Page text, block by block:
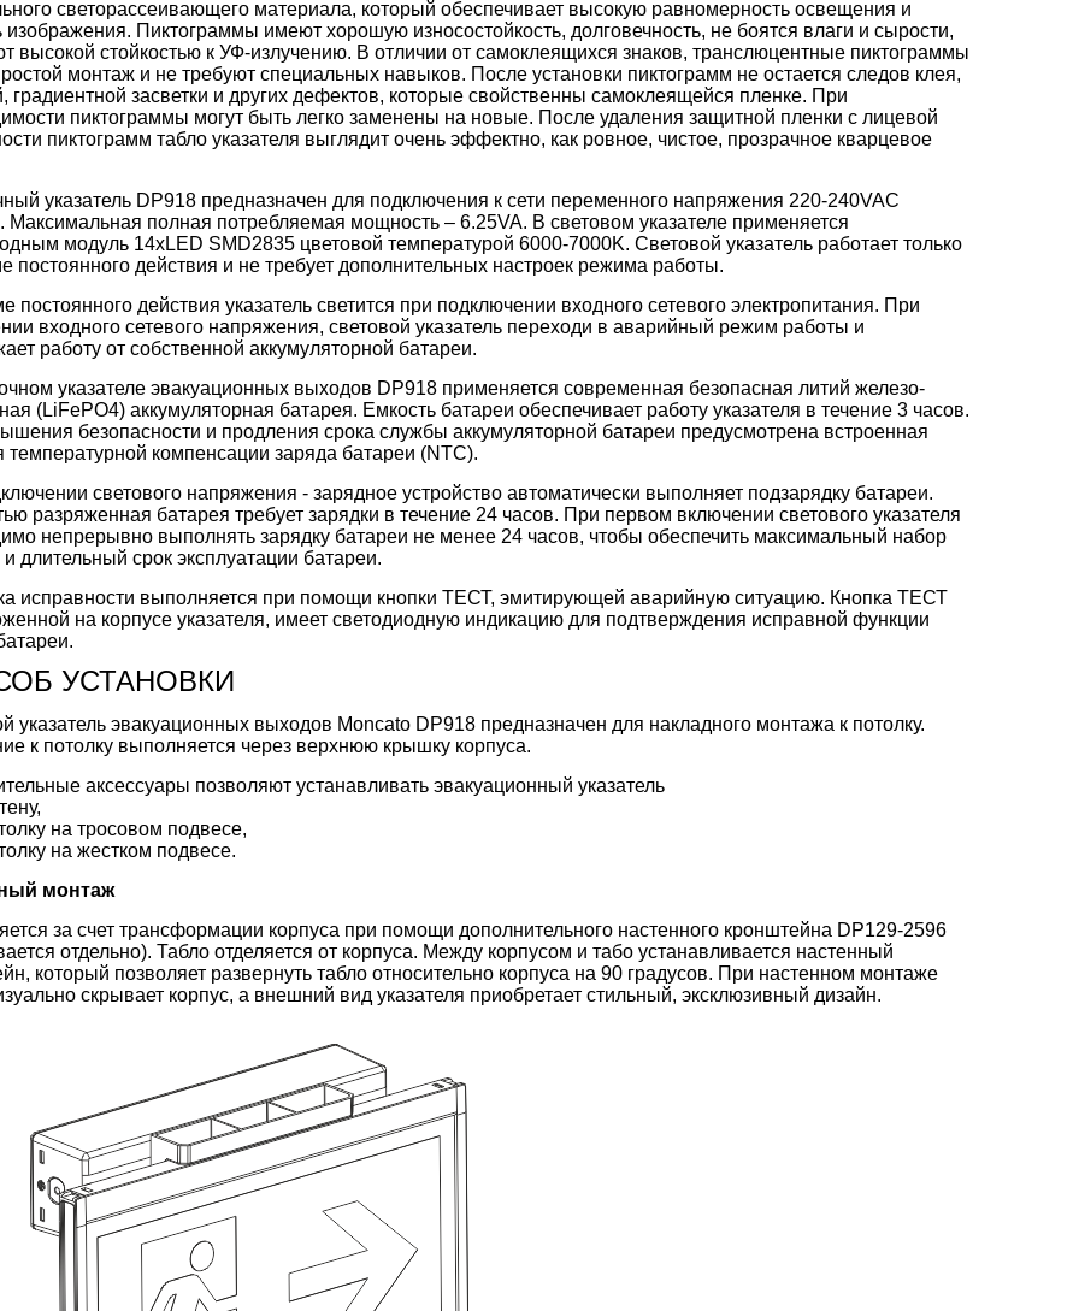
светорассеивающего материала, который обеспечивает высокую равномерность освещения и
изображения. Пиктограммы имеют хорошую износостойкость, долговечность, не боятся влаги и сырости,
высокой стойкостью к УФ-излучению. В отличии от самоклеящихся знаков, транслюцентные пиктограммы
монтаж и не требуют специальных навыков. После установки пиктограмм не остается следов клея,
градиентной засветки и других дефектов, которые свойственны самоклеящейся пленке. При
пиктограммы могут быть легко заменены на новые. После удаления защитной пленки с лицевой
пиктограмм табло указателя выглядит очень эффектно, как ровное, чистое, прозрачное кварцевое
указатель DP918 предназначен для подключения к сети переменного напряжения 220-240VAC
Максимальная полная потребляемая мощность – 6.25VA. В световом указателе применяется
модуль 14хLED SMD2835 цветовой температурой 6000-7000K. Световой указатель работает только
постоянного действия и не требует дополнительных настроек режима работы.
постоянного действия указатель светится при подключении входного сетевого электропитания. При
входного сетевого напряжения, световой указатель переходи в аварийный режим работы и
работу от собственной аккумуляторной батареи.
указателе эвакуационных выходов DP918 применяется современная безопасная литий железо-
(LiFePO4) аккумуляторная батарея. Емкость батареи обеспечивает работу указателя в течение 3 часов.
безопасности и продления срока службы аккумуляторной батареи предусмотрена встроенная
температурной компенсации заряда батареи (NTC).
светового напряжения - зарядное устройство автоматически выполняет подзарядку батареи.
разряженная батарея требует зарядки в течение 24 часов. При первом включении светового указателя
непрерывно выполнять зарядку батареи не менее 24 часов, чтобы обеспечить максимальный набор
и длительный срок эксплуатации батареи.
исправности выполняется при помощи кнопки ТЕСТ, эмитирующей аварийную ситуацию. Кнопка ТЕСТ
на корпусе указателя, имеет светодиодную индикацию для подтверждения исправной функции
УСТАНОВКИ
указатель эвакуационных выходов Moncato DP918 предназначен для накладного монтажа к потолку.
к потолку выполняется через верхнюю крышку корпуса.
аксессуары позволяют устанавливать эвакуационный указатель
на тросовом подвесе,
на жестком подвесе.
монтаж
за счет трансформации корпуса при помощи дополнительного настенного кронштейна DP129-2596
отдельно). Табло отделяется от корпуса. Между корпусом и табо устанавливается настенный
который позволяет развернуть табло относительно корпуса на 90 градусов. При настенном монтаже
скрывает корпус, а внешний вид указателя приобретает стильный, эксклюзивный дизайн.